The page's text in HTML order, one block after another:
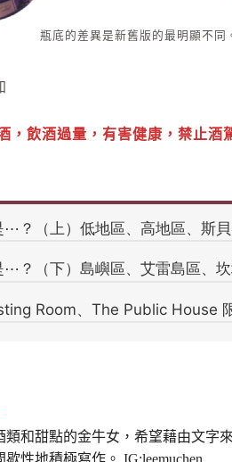
瓶底的差異是新舊版的最明顯不同
，飲酒過量，有害健康，禁止酒
類和甜點的金牛女，希望藉由文字
性地積極寫作。 IG:leemuchen_